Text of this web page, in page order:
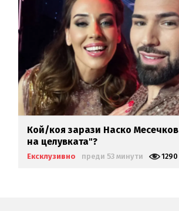
Кой/коя зарази Наско Месечков
на целувката"?
Ексклузивно преди 53 минути 1290